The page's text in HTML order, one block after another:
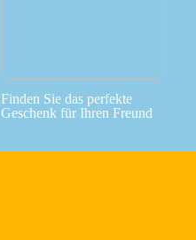
Finden Sie das perfekte
Geschenk für Ihren Freund